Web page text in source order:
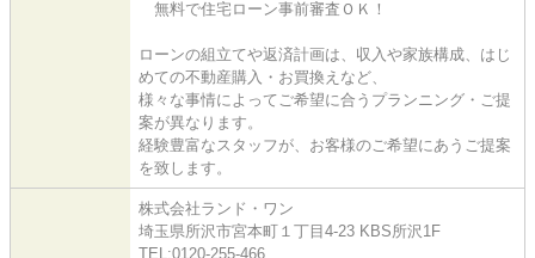
無料で住宅ローン事前審査ＯＫ！
ローンの組立てや返済計画は、収入や家族構成、はじ
めての不動産購入・お買換えなど、
様々な事情によってご希望に合うプランニング・ご提
案が異なります。
経験豊富なスタッフが、お客様のご希望にあうご提案
を致します。
株式会社ランド・ワン
埼玉県所沢市宮本町１丁目4-23 KBS所沢1F
TEL:0120-255-466